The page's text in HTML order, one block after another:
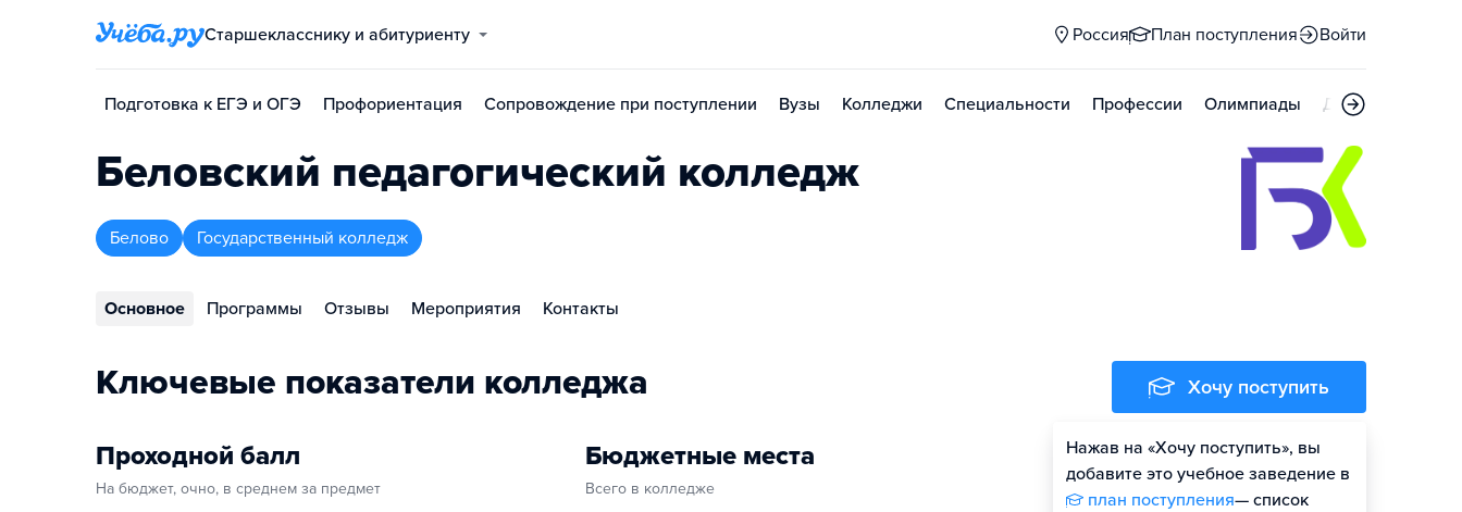
Старшекласснику и абитуриенту Россия План поступления Войти
Подготовка к ЕГЭ и ОГЭ Профориентация Сопровождение при поступлении Вузы Колледжи Специальности Профессии Олимпиады Дни открытых
Беловский педагогический колледж
Белово Государственный колледж
Основное Программы Отзывы Мероприятия Контакты
Ключевые показатели колледжа
Проходной балл
На бюджет, очно, в среднем за предмет
Бюджетные места
Всего в колледже
Хочу поступить
Нажав на «Хочу поступить», вы
добавите это учебное заведение в
план поступления— список